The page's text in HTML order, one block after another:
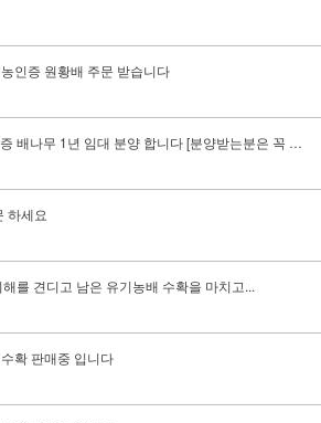
인증 원황배 주문 받습니다
1년 임대 분양 합니다 [분양받는분은 꼭 읽고 댓글 하세요]
하세요
를 견디고 남은 유기농배 수확을 마치고...
확 판매중 입니다